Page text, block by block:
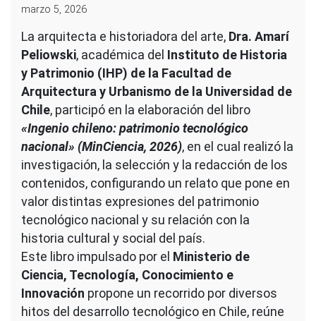
marzo 5, 2026
La arquitecta e historiadora del arte, Dra. Amarí
Peliowski, académica del Instituto de Historia
y Patrimonio (IHP) de la Facultad de
Arquitectura y Urbanismo de la Universidad de
Chile, participó en la elaboración del libro
«Ingenio chileno: patrimonio tecnológico
nacional» (MinCiencia, 2026), en el cual realizó la
investigación, la selección y la redacción de los
contenidos, configurando un relato que pone en
valor distintas expresiones del patrimonio
tecnológico nacional y su relación con la
historia cultural y social del país.
Este libro impulsado por el Ministerio de
Ciencia, Tecnología, Conocimiento e
Innovación propone un recorrido por diversos
hitos del desarrollo tecnológico en Chile, reúne